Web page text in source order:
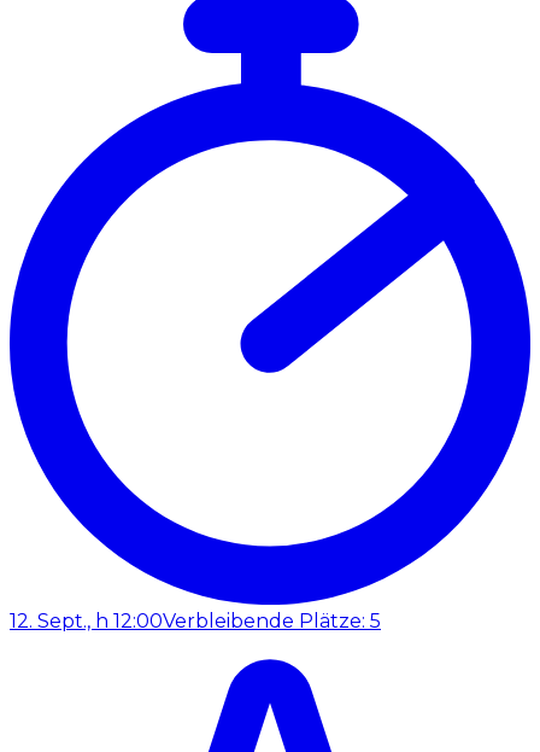
12. Sept., h 12:00Verbleibende Plätze: 5